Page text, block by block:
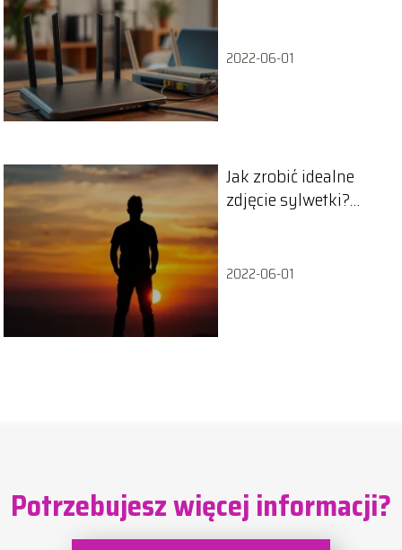
2022-06-01
Jak zrobić idealne
zdjęcie sylwetki?
2022-06-01
Potrzebujesz więcej informacji?